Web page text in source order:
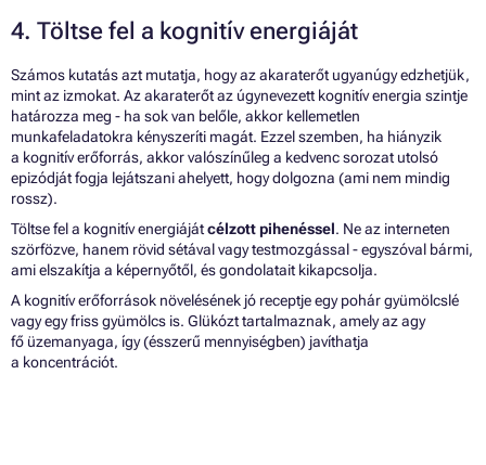
4. Töltse fel a kognitív energiáját
Számos kutatás azt mutatja, hogy az akaraterőt ugyanúgy edzhetjük,
mint az izmokat. Az akaraterőt az úgynevezett kognitív energia szintje
határozza meg - ha sok van belőle, akkor kellemetlen
munkafeladatokra kényszeríti magát. Ezzel szemben, ha hiányzik
a kognitív erőforrás, akkor valószínűleg a kedvenc sorozat utolsó
epizódját fogja lejátszani ahelyett, hogy dolgozna (ami nem mindig
rossz).
Töltse fel a kognitív energiájátcélzott pihenéssel. Ne az interneten
szörfözve, hanem rövid sétával vagy testmozgással - egyszóval bármi,
ami elszakítja a képernyőtől, és gondolatait kikapcsolja.
A kognitív erőforrások növelésének jó receptje egy pohár gyümölcslé
vagy egy friss gyümölcs is. Glükózt tartalmaznak, amely az agy
fő üzemanyaga, így (ésszerű mennyiségben) javíthatja
a koncentrációt.